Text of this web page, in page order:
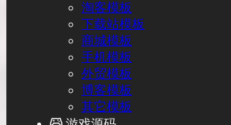
淘客模板
下载站模板
商城模板
手机模板
外贸模板
博客模板
其它模板